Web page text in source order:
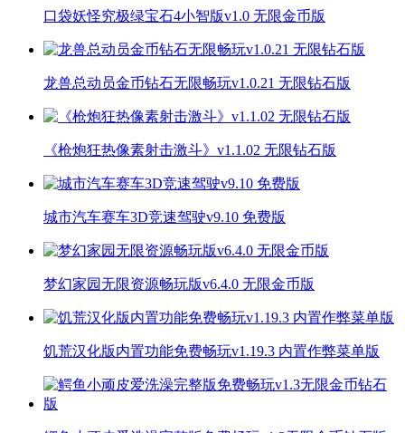
口袋妖怪究极绿宝石4小智版v1.0 无限金币版
龙兽总动员金币钻石无限畅玩v1.0.21 无限钻石版
《枪炮狂热像素射击激斗》v1.1.02 无限钻石版
城市汽车赛车3D竞速驾驶v9.10 免费版
梦幻家园无限资源畅玩版v6.4.0 无限金币版
饥荒汉化版内置功能免费畅玩v1.19.3 内置作弊菜单版